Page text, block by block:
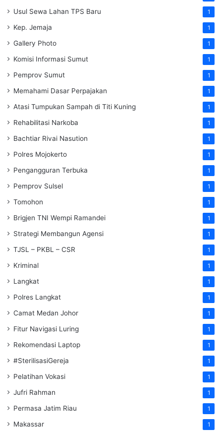
Usul Sewa Lahan TPS Baru 1
Kep. Jemaja 1
Gallery Photo 1
Komisi Informasi Sumut 1
Pemprov Sumut 1
Memahami Dasar Perpajakan 1
Atasi Tumpukan Sampah di Titi Kuning 1
Rehabilitasi Narkoba 1
Bachtiar Rivai Nasution 1
Polres Mojokerto 1
Pengangguran Terbuka 1
Pemprov Sulsel 1
Tomohon 1
Brigjen TNI Wempi Ramandei 1
Strategi Membangun Agensi 1
TJSL – PKBL – CSR 1
Kriminal 1
Langkat 1
Polres Langkat 1
Camat Medan Johor 1
Fitur Navigasi Luring 1
Rekomendasi Laptop 1
#SterilisasiGereja 1
Pelatihan Vokasi 1
Jufri Rahman 1
Permasa Jatim Riau 1
Makassar 1